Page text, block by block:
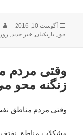
ارسال
شده
آگوست 10, 2016
افق ,بازیکنان ,خبر جدید
وقتی مردم
زنگنه محو
وقتی مردم مناطق
مشکلات مناطق